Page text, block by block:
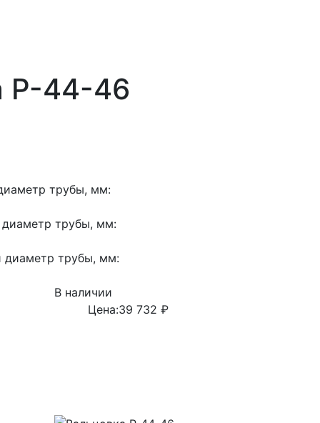
Р-44-46
трубы, мм:
трубы, мм:
диаметр трубы, мм:
В наличии
Цена:39 732 ₽